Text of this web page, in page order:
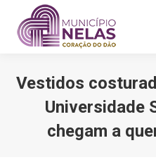
Vestidos
Universidade
chegam a